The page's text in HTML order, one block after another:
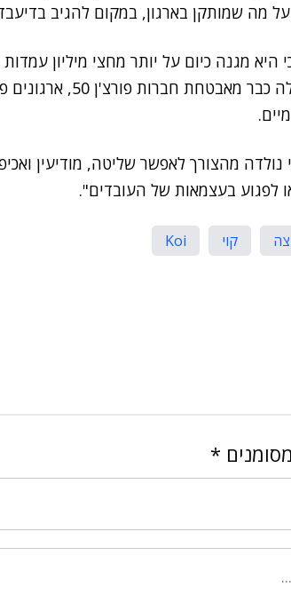
מה שמותקן בארגון, במקום להגיב בדיעבד
היא מגנה כיום על יותר מחצי מיליון
שהפלטפורמה שלה כבר
מהצורך לאפשר שליטה, מודיעין
לפגוע בעצמאות של העובדים".
קוי Koi
*